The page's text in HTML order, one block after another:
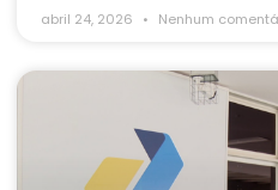
abril 24, 2026 Nenhum